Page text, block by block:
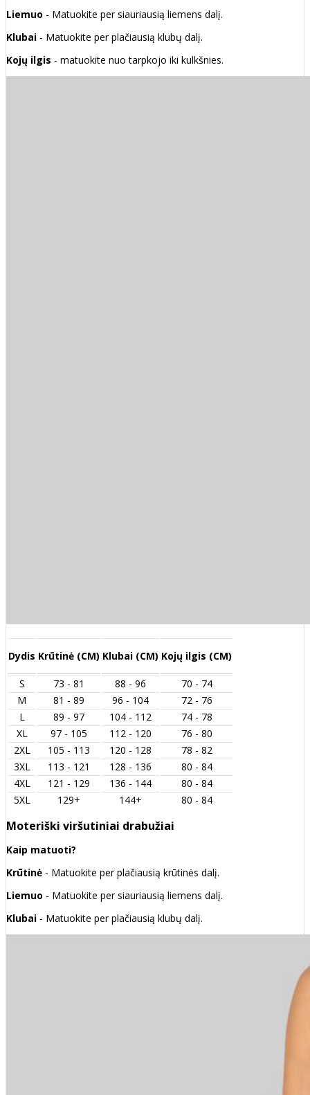
Liemuo - Matuokite per siauriausią liemens dalį.
Klubai - Matuokite per plačiausią klubų dalį.
Kojų ilgis - matuokite nuo tarpkojo iki kulkšnies.
Dydis Krūtinė (CM) Klubai (CM) Kojų ilgis (CM)
S 73 - 81 88 - 96
70 - 74
M
81 - 89 96 - 104
72 - 76
L
89 - 97 104 - 112
74 - 78
XL
97 - 105 112 - 120
76 - 80
2XL
105 - 113 120 - 128
78 - 82
3XL
113 - 121 128 - 136
80 - 84
4XL
121 - 129 136 - 144
80 - 84
5XL
129+ 144+ 80 - 84
Moteriški viršutiniai drabužiai
Kaip matuoti?
Krūtinė - Matuokite per plačiausią krūtinės dalį.
Liemuo - Matuokite per siauriausią liemens dalį.
Klubai - Matuokite per plačiausią klubų dalį.